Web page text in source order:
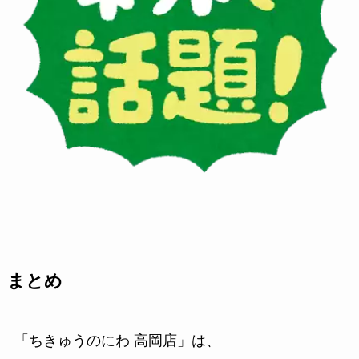
まとめ
「ちきゅうのにわ 高岡店」は、